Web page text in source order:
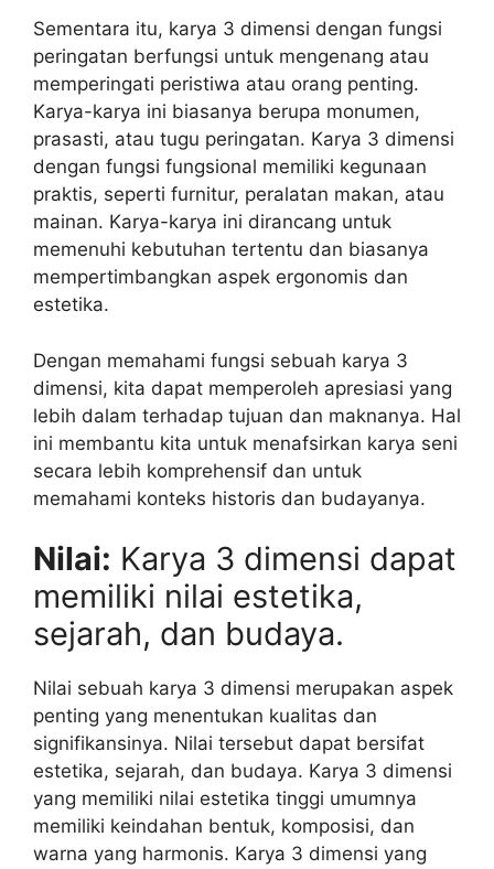
Sementara itu, karya 3 dimensi dengan fungsi
peringatan berfungsi untuk mengenang atau
memperingati peristiwa atau orang penting.
Karya-karya ini biasanya berupa monumen,
prasasti, atau tugu peringatan. Karya 3 dimensi
dengan fungsi fungsional memiliki kegunaan
praktis, seperti furnitur, peralatan makan, atau
mainan. Karya-karya ini dirancang untuk
memenuhi kebutuhan tertentu dan biasanya
mempertimbangkan aspek ergonomis dan
estetika.
Dengan memahami fungsi sebuah karya 3
dimensi, kita dapat memperoleh apresiasi yang
lebih dalam terhadap tujuan dan maknanya. Hal
ini membantu kita untuk menafsirkan karya seni
secara lebih komprehensif dan untuk
memahami konteks historis dan budayanya.
Nilai: Karya 3 dimensi dapat
memiliki nilai estetika,
sejarah, dan budaya.
Nilai sebuah karya 3 dimensi merupakan aspek
penting yang menentukan kualitas dan
signifikansinya. Nilai tersebut dapat bersifat
estetika, sejarah, dan budaya. Karya 3 dimensi
yang memiliki nilai estetika tinggi umumnya
memiliki keindahan bentuk, komposisi, dan
warna yang harmonis. Karya 3 dimensi yang